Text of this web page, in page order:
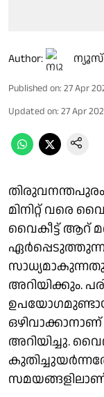
Author:
Published on: 27 Apr
Updated on: 27 Apr
തിരുവനന്തപുരം:
മിനിറ്റ് വരെ
വൈകീട്ട് ആറ്
അറിയിക്കും.
അറിയിച്ചു.